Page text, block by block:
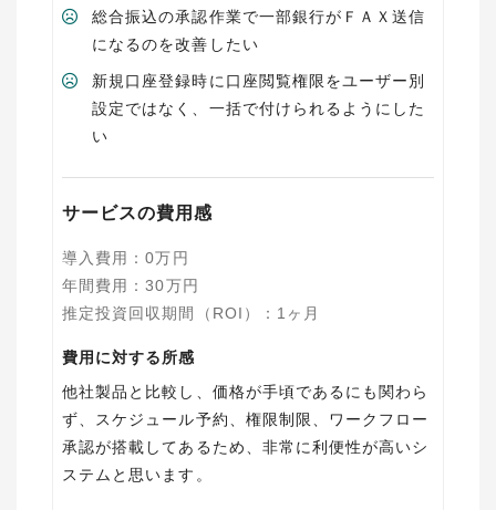
総合振込の承認作業で一部銀行がＦＡＸ送信
になるのを改善したい
新規口座登録時に口座閲覧権限をユーザー別
設定ではなく、一括で付けられるようにした
い
サービスの費用感
導入費用 ：0万円
年間費用 ：30万円
推定投資回収期間（ROI）
： 1ヶ月
費用に対する所感
他社製品と比較し、価格が手頃であるにも関わら
ず、スケジュール予約、権限制限、ワークフロー
承認が搭載してあるため、非常に利便性が高いシ
ステムと思います。